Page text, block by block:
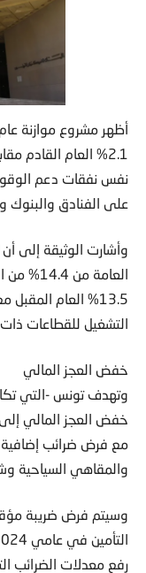
نفس نفقات دعم الوقود
على الفنادق
وأشارت الوثيقة إلى
13.5% العام
التشغيل للقطاعات ذات
خفض العجز المالي
وتهدف تونس -التي
مع فرض ضرائب إضافية
والمقاهي السياحية
رفع معدلات الضرائب